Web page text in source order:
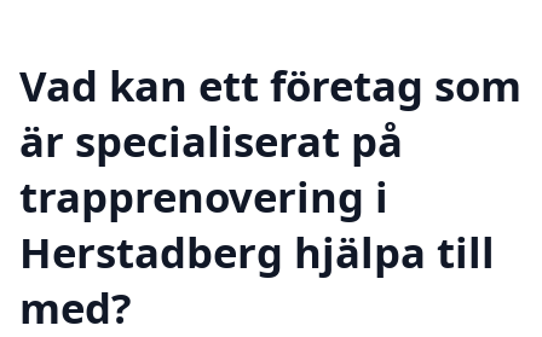
Vad kan ett företag som
är specialiserat på
trapprenovering i
Herstadberg hjälpa till
med?